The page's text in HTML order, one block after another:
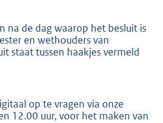
na de dag waarop het besluit is
en wethouders van
staat tussen haakjes vermeld
op te vragen via onze
12.00 uur, voor het maken van